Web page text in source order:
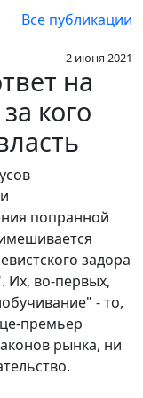
Все публикации
2 июня 2021
на
кого
попранной
задора
Их, во-первых,
- то,
премьер
рынка, ни